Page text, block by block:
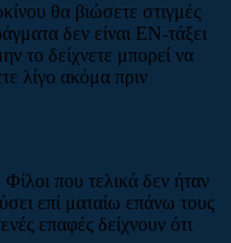
θα βιώσετε στιγμές
δεν είναι ΕΝ-τάξει
το δείχνετε μπορεί να
λίγο ακόμα πριν
που τελικά δεν ήταν
επί ματαίω επάνω τους
επαφές δείχνουν ότι